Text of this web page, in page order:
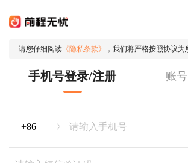
请您仔细阅读 《隐私条款》 ，我们将严格按照协议为
手机号登录/注册 账